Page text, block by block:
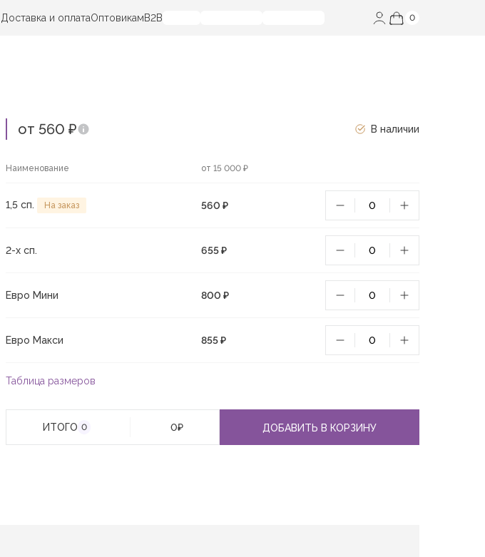
Доставка и оплатаОптовикамB2B 0
от 560 ₽ В наличии
Наименование от 15 000 ₽
1,5 сп. На заказ 560 ₽
2-х сп. 655 ₽
Евро Мини 800 ₽
Евро Макси 855 ₽
Таблица размеров
ИТОГО 0 0₽ ДОБАВИТЬ В КОРЗИНУ